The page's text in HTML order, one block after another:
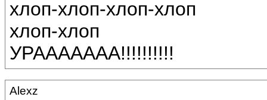
хлоп-хлоп-хлоп-хлоп
хлоп-хлоп
УРААААААА!!!!!!!!!!
Alexz